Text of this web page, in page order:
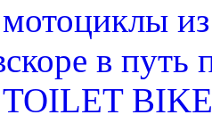
в